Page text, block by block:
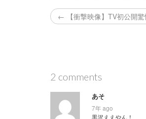
← 【衝撃映像】TV初公開
2 comments
あそ
7年 ago
黒沢ええやん！